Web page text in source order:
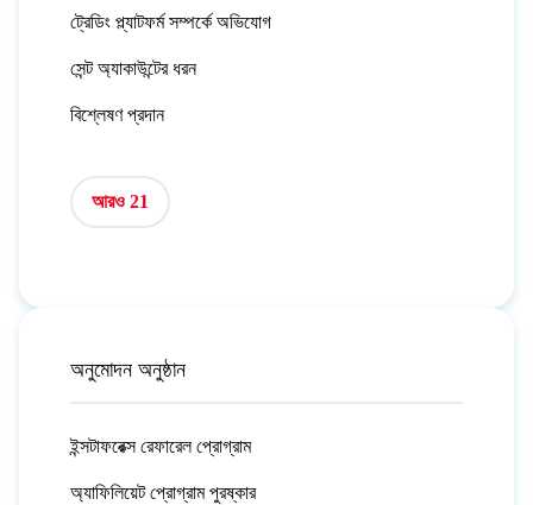
ট্রেডিং প্ল্যাটফর্ম সম্পর্কে অভিযোগ
সেন্ট অ্যাকাউন্টের ধরন
বিশ্লেষণ প্রদান
আরও 21
অনুমোদন অনুষ্ঠান
ইন্সটাফরেক্স রেফারেল প্রোগ্রাম
অ্যাফিলিয়েট প্রোগ্রাম পুরষ্কার